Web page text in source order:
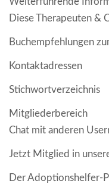
Diese Therapeuten &
Buchempfehlungen
Kontaktadressen
Stichwortverzeichnis
Mitgliederbereich
Chat mit anderen
Jetzt Mitglied in
Der Adoptionshelfer-